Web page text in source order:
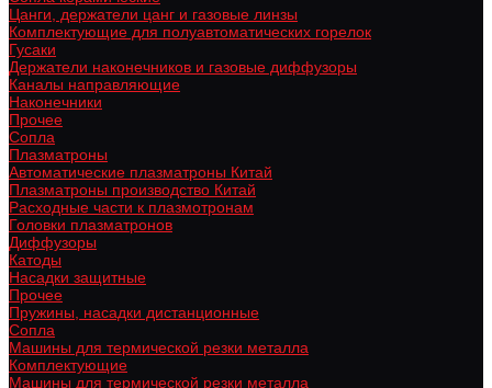
Цанги, держатели цанг и газовые линзы
Комплектующие для полуавтоматических горелок
Гусаки
Держатели наконечников и газовые диффузоры
Каналы направляющие
Наконечники
Прочее
Сопла
Плазматроны
Автоматические плазматроны Китай
Плазматроны производство Китай
Расходные части к плазмотронам
Головки плазматронов
Диффузоры
Катоды
Насадки защитные
Прочее
Пружины, насадки дистанционные
Сопла
Машины для термической резки металла
Комплектующие
Машины для термической резки металла